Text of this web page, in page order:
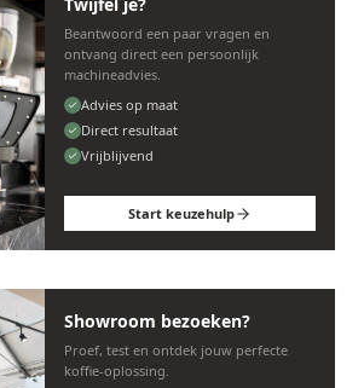
Beantwoord een paar vragen en
ontvang direct een persoonlijk
machineadvies.
Advies op maat
Direct resultaat
Vrijblijvend
Start keuzehulp
Showroom bezoeken?
Proef, test en ontdek jouw perfecte
koffie-oplossing.